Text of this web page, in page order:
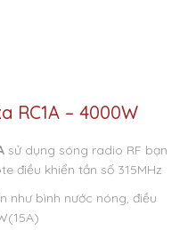
RC1A – 4000W
sử dụng sóng radio RF bạn
điều khiển tần số 315MHz
như bình nước nóng, điều